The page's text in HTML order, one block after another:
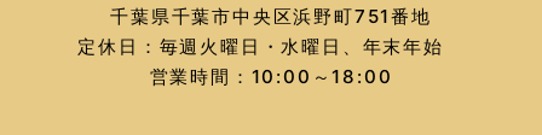
千葉県千葉市中央区浜野町751番地
定休日：毎週火曜日・水曜日、年末年始
営業時間：10:00～18:00